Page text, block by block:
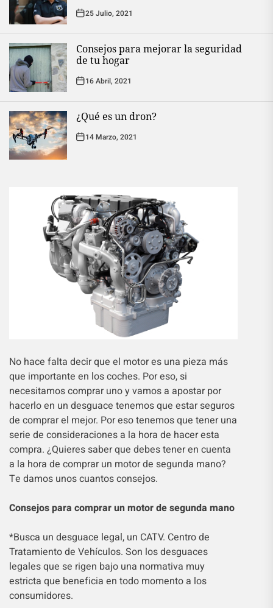
25 Julio, 2021
Consejos para mejorar la seguridad
de tu hogar
16 Abril, 2021
¿Qué es un dron?
14 Marzo, 2021
No hace falta decir que el motor es una pieza más
que importante en los coches. Por eso, si
necesitamos comprar uno y vamos a apostar por
hacerlo en un desguace tenemos que estar seguros
de comprar el mejor. Por eso tenemos que tener una
serie de consideraciones a la hora de hacer esta
compra. ¿Quieres saber que debes tener en cuenta
a la hora de comprar un motor de segunda mano?
Te damos unos cuantos consejos.
Consejos para comprar un motor de segunda mano
*Busca un desguace legal, un CATV. Centro de
Tratamiento de Vehículos. Son los desguaces
legales que se rigen bajo una normativa muy
estricta que beneficia en todo momento a los
consumidores.